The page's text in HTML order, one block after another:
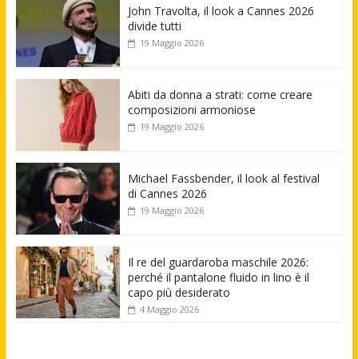
John Travolta, il look a Cannes 2026
divide tutti
19 Maggio 2026
Abiti da donna a strati: come creare
composizioni armoniose
19 Maggio 2026
Michael Fassbender, il look al festival
di Cannes 2026
19 Maggio 2026
Il re del guardaroba maschile 2026:
perché il pantalone fluido in lino è il
capo più desiderato
4 Maggio 2026